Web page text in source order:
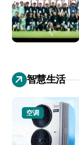
智慧生活